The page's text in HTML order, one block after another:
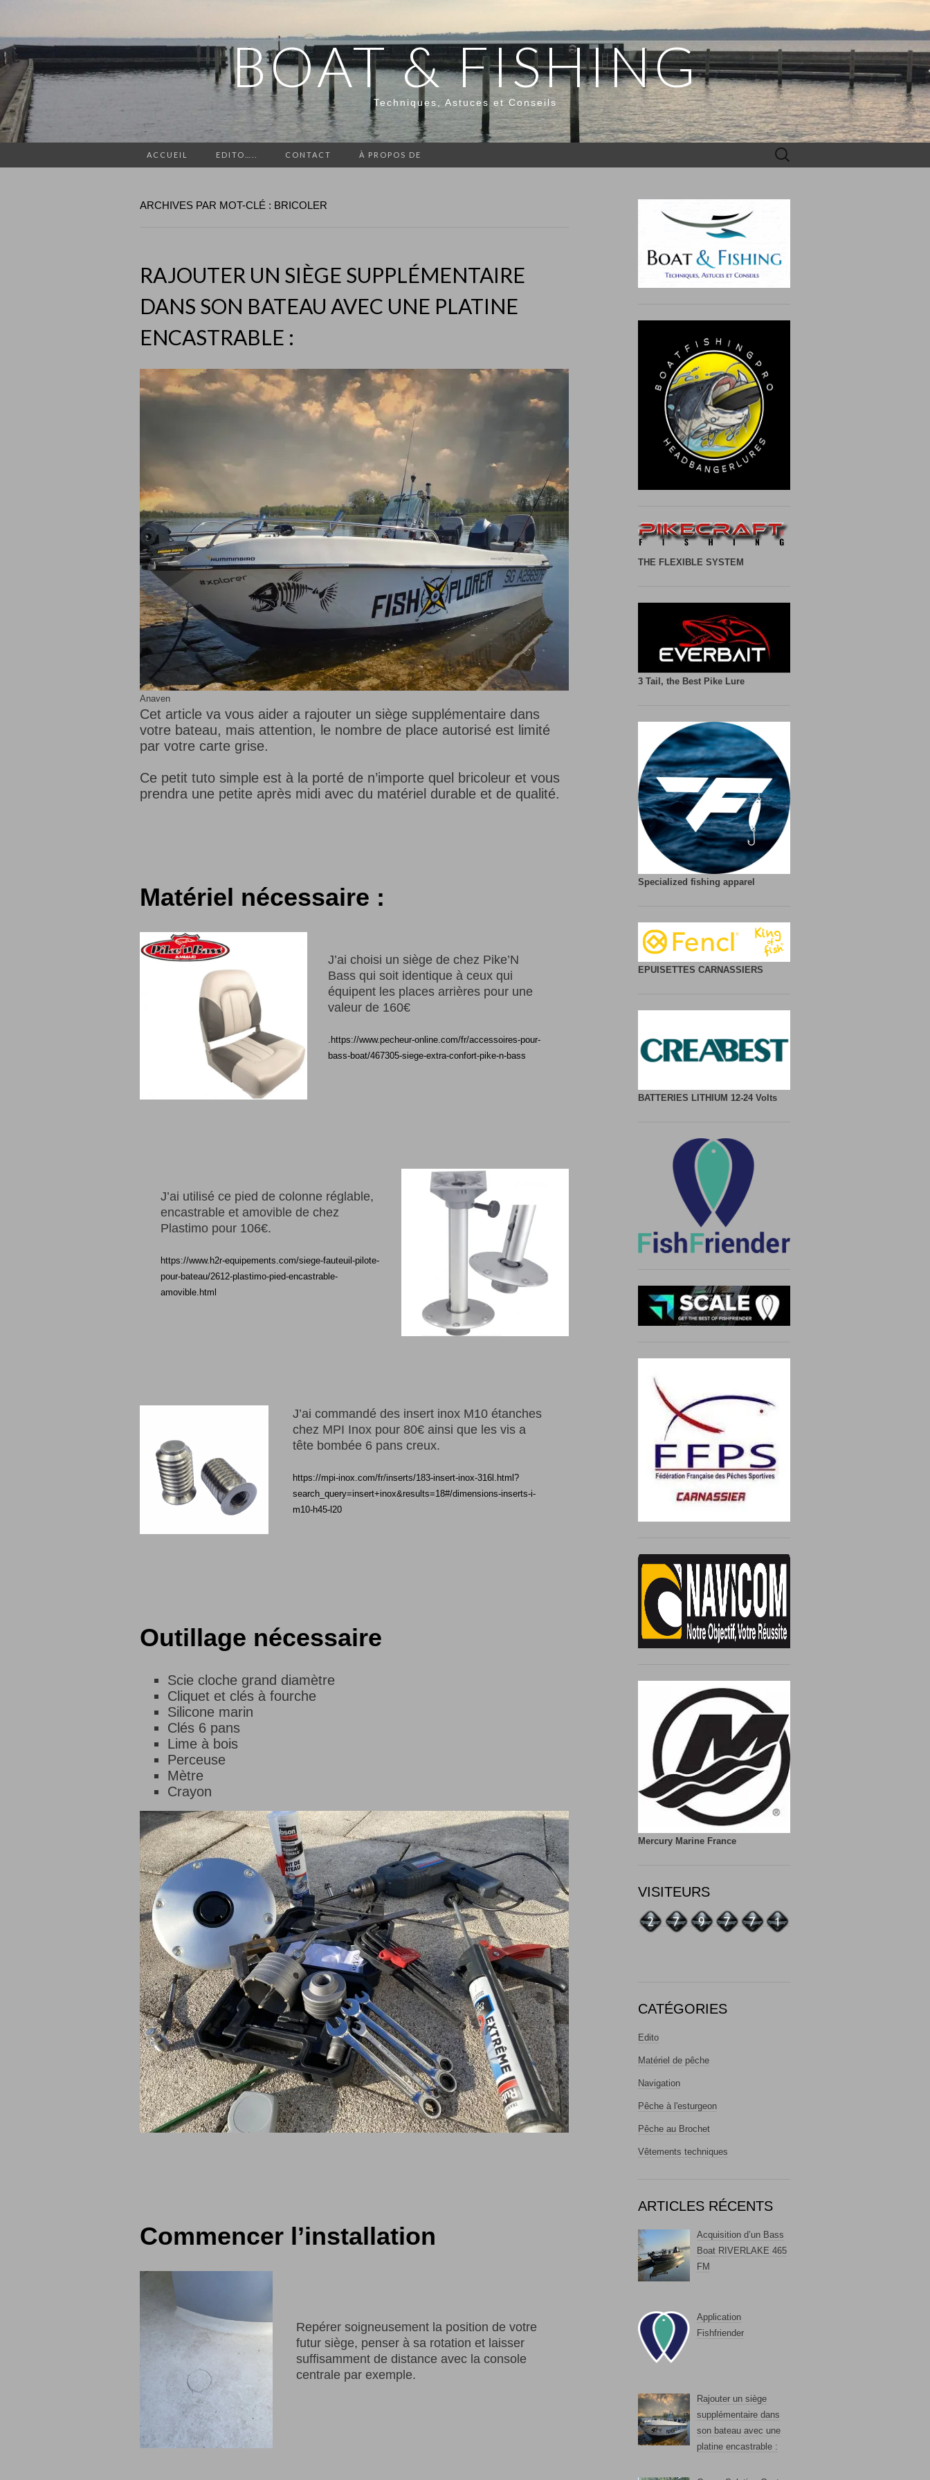
BOAT & FISHING
Techniques, Astuces et Conseils
ACCUEIL EDITO….. CONTACT À PROPOS DE Rechercher :
ARCHIVES PAR MOT-CLÉ : BRICOLER
RAJOUTER UN SIÈGE SUPPLÉMENTAIRE
DANS SON BATEAU AVEC UNE PLATINE
ENCASTRABLE :
Anaven
Cet article va vous aider a rajouter un siège supplémentaire dans
votre bateau, mais attention, le nombre de place autorisé est limité
par votre carte grise.
Ce petit tuto simple est à la porté de n’importe quel bricoleur et vous
prendra une petite après midi avec du matériel durable et de qualité.
Matériel nécessaire :
J’ai choisi un siège de chez Pike’N
Bass qui soit identique à ceux qui
équipent les places arrières pour une
valeur de 160€
.https://www.pecheur-online.com/fr/accessoires-pour-
bass-boat/467305-siege-extra-confort-pike-n-bass
J’ai utilisé ce pied de colonne réglable,
encastrable et amovible de chez
Plastimo pour 106€.
https://www.h2r-equipements.com/siege-fauteuil-pilote-
pour-bateau/2612-plastimo-pied-encastrable-
amovible.html
J’ai commandé des insert inox M10 étanches
chez MPI Inox pour 80€ ainsi que les vis a
tête bombée 6 pans creux.
https://mpi-inox.com/fr/inserts/183-insert-inox-316l.html?
search_query=insert+inox&results=18#/dimensions-inserts-i-
m10-h45-l20
Outillage nécessaire
Scie cloche grand diamètre
Cliquet et clés à fourche
Silicone marin
Clés 6 pans
Lime à bois
Perceuse
Mètre
Crayon
Commencer l’installation
Repérer soigneusement la position de votre
futur siège, penser à sa rotation et laisser
suffisamment de distance avec la console
centrale par exemple.
THE FLEXIBLE SYSTEM
3 Tail, the Best Pike Lure
Specialized fishing apparel
EPUISETTES CARNASSIERS
BATTERIES LITHIUM 12-24 Volts
Mercury Marine France
VISITEURS
CATÉGORIES
Edito
Matériel de pêche
Navigation
Pêche à l'esturgeon
Pêche au Brochet
Vêtements techniques
ARTICLES RÉCENTS
Acquisition d’un Bass
Boat RIVERLAKE 465
FM
Application
Fishfriender
Rajouter un siège
supplémentaire dans
son bateau avec une
platine encastrable :